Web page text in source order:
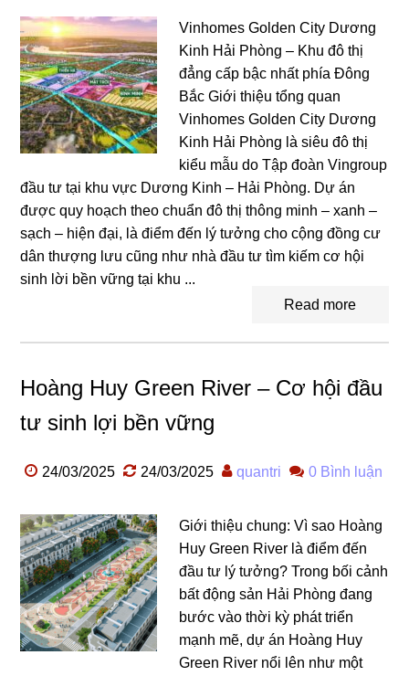
Vinhomes Golden City Dương
Kinh Hải Phòng – Khu đô thị
đẳng cấp bậc nhất phía Đông
Bắc Giới thiệu tổng quan
Vinhomes Golden City Dương
Kinh Hải Phòng là siêu đô thị
kiểu mẫu do Tập đoàn Vingroup
đầu tư tại khu vực Dương Kinh – Hải Phòng. Dự án
được quy hoạch theo chuẩn đô thị thông minh – xanh –
sạch – hiện đại, là điểm đến lý tưởng cho cộng đồng cư
dân thượng lưu cũng như nhà đầu tư tìm kiếm cơ hội
sinh lời bền vững tại khu ...
Read more
Hoàng Huy Green River – Cơ hội đầu
tư sinh lợi bền vững
24/03/2025 24/03/2025 quantri 0 Bình luận
Giới thiệu chung: Vì sao Hoàng
Huy Green River là điểm đến
đầu tư lý tưởng? Trong bối cảnh
bất động sản Hải Phòng đang
bước vào thời kỳ phát triển
mạnh mẽ, dự án Hoàng Huy
Green River nổi lên như một